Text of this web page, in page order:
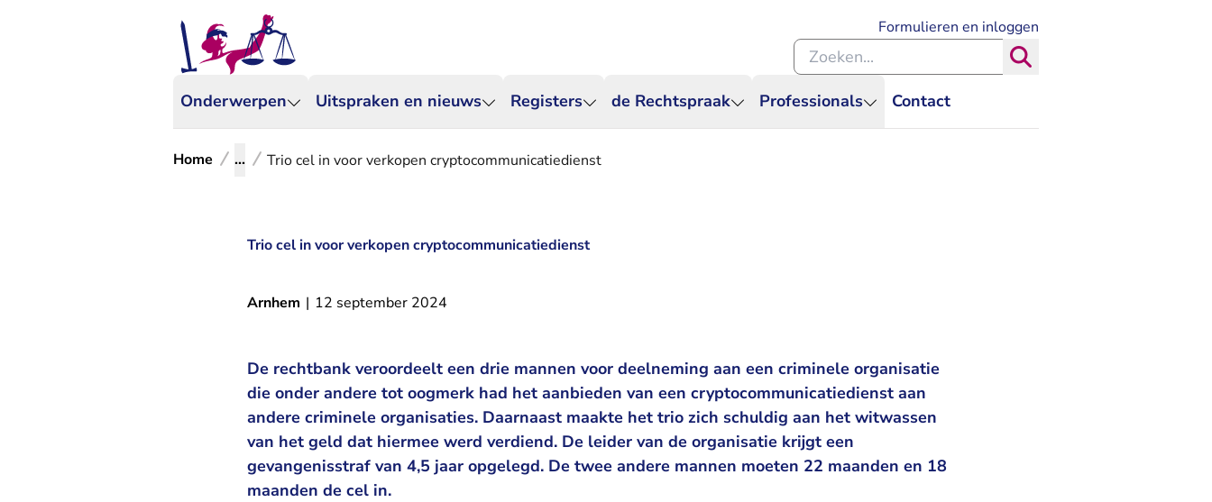
Onderwerpen Uitspraken en nieuws Registers de Rechtspraak Professionals Contact
Formulieren en inloggen
Zoeken binnen de Rechtspraak
Home ... Trio cel in voor verkopen cryptocommunicatiedienst
Trio cel in voor verkopen cryptocommunicatiedienst
Arnhem | 12 september 2024
De rechtbank veroordeelt een drie mannen voor deelneming aan een criminele organisatie
die onder andere tot oogmerk had het aanbieden van een cryptocommunicatiedienst aan
andere criminele organisaties. Daarnaast maakte het trio zich schuldig aan het witwassen
van het geld dat hiermee werd verdiend. De leider van de organisatie krijgt een
gevangenisstraf van 4,5 jaar opgelegd. De twee andere mannen moeten 22 maanden en 18
maanden de cel in.